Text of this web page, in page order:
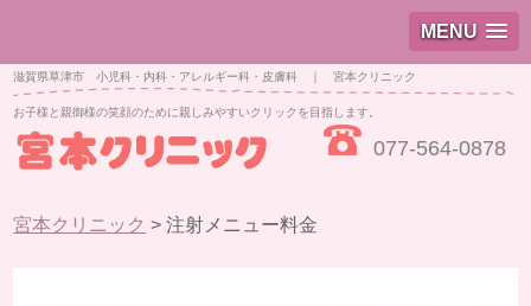
MENU
滋賀県草津市 小児科・内科・アレルギー科・皮膚科 ｜ 宮本クリニック
お子様と親御様の笑顔のために親しみやすいクリックを目指します。
077-564-0878
宮本クリニック >注射メニュー料金